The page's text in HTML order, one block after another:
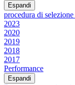
Espandi
procedura di
2023
2020
2019
2018
2017
Performance
Espandi